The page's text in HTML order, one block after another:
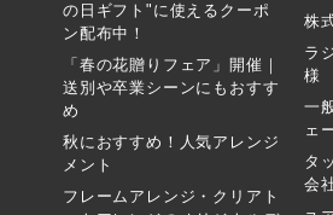
の日ギフト"に使えるクーポ
ン配布中！
「春の花贈りフェア」開催｜
送別や卒業シーンにもおすす
め
秋におすすめ！人気アレンジ
メント
フレームアレンジ・クリアト
株
ラ
様
一
ェ
タ
会